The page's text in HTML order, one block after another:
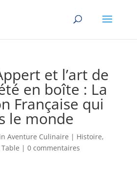
et l’art de
en boîte : La
Française qui
le monde
Aventure Culinaire | Histoire,
| 0 commentaires